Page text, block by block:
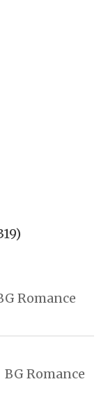
Romance
BG Romance